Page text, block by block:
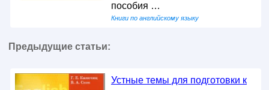
пособия …
Книги по английскому языку
Предыдущие статьи:
Устные темы для подготовки к